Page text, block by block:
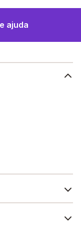
ajuda